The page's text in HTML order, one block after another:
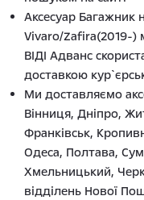
Аксесуар Багажник
Vivaro/Zafira(2019-)
ВІДІ Адванс
доставкою
Ми доставляємо
Вінниця, Дніпро,
Франківськ,
Одеса, Полтава,
Хмельницький,
відділень Нової